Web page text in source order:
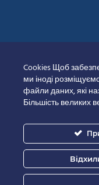
Cookies Щоб
ми іноді
файли даних, які
Більшість великих